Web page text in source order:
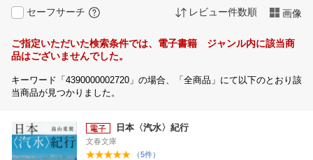
セーフサーチ レビュー件数順 画像
ご指定いただいた検索条件では、電子書籍 ジャンル内に該当商
品はございませんでした。
キーワード「4390000002720」の場合、「全商品」にて以下のとおり該
当商品が見つかりました。
日本〈汽水〉紀行
文春文庫
（5件）